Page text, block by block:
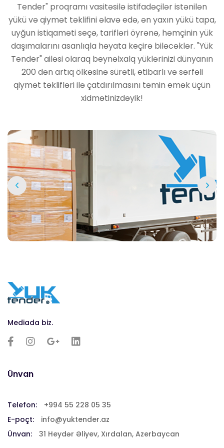
Tender" proqramı vasitəsilə istifadəçilər istənilən
yükü və qiymət təklifini əlavə edə, ən yaxın yükü tapa,
uyğun istiqaməti seçə, tarifləri öyrənə, həmçinin yük
daşımalarını asanlıqla həyata keçirə biləcəklər. "Yük
Tender" ailəsi olaraq beynəlxalq yüklərinizi dünyanın
200 dən artıq ölkəsinə sürətli, etibarlı və sərfəli
qiymət təklifləri ilə çatdırılmasını təmin emək üçün
xidmətinizdəyik!
Mediada biz.
Ünvan
Telefon:
+994 55 228 05 35
E-poçt:
info@yuktender.az
Ünvan:
31 Heydər Əliyev, Xırdalan, Azerbaycan